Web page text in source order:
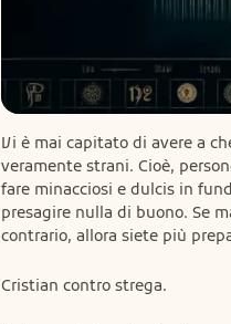
Vi è mai capitato di avere a
veramente strani. Cioè,
fare minacciosi e dulcis in
presagire nulla di buono. Se
contrario, allora siete più
Cristian contro strega.